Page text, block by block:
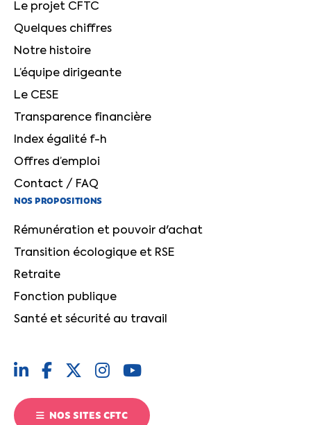
Le projet CFTC
Quelques chiffres
Notre histoire
L’équipe dirigeante
Le CESE
Transparence financière
Index égalité f-h
Offres d’emploi
Contact / FAQ
NOS PROPOSITIONS
Rémunération et pouvoir d'achat
Transition écologique et RSE
Retraite
Fonction publique
Santé et sécurité au travail
NOS SITES CFTC